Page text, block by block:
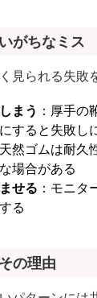
がちなミス
見られる失敗
まう ：厚手の
にすると失敗し
天然ゴムは耐久
場合がある
せる ：モニ
る
の理由